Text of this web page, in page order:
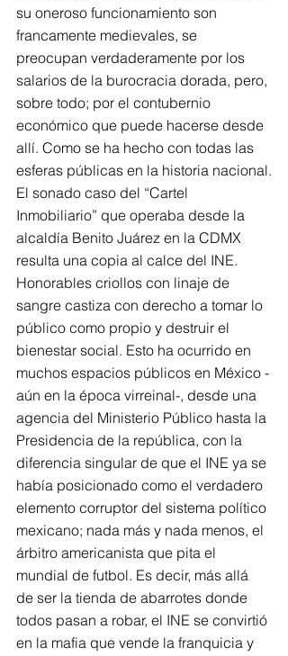
su oneroso funcionamiento son
francamente medievales, se
preocupan verdaderamente por los
salarios de la burocracia dorada, pero,
sobre todo; por el contubernio
económico que puede hacerse desde
allí. Como se ha hecho con todas las
esferas públicas en la historia nacional.
El sonado caso del “Cartel
Inmobiliario” que operaba desde la
alcaldía Benito Juárez en la CDMX
resulta una copia al calce del INE.
Honorables criollos con linaje de
sangre castiza con derecho a tomar lo
público como propio y destruir el
bienestar social. Esto ha ocurrido en
muchos espacios públicos en México -
aún en la época virreinal-, desde una
agencia del Ministerio Público hasta la
Presidencia de la república, con la
diferencia singular de que el INE ya se
había posicionado como el verdadero
elemento corruptor del sistema político
mexicano; nada más y nada menos, el
árbitro americanista que pita el
mundial de futbol. Es decir, más allá
de ser la tienda de abarrotes donde
todos pasan a robar, el INE se convirtió
en la mafia que vende la franquicia y